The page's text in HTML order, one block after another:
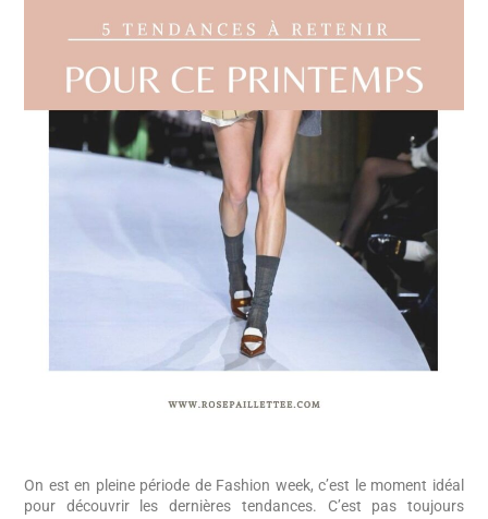
On est en pleine période de Fashion week, c’est le moment idéal
pour découvrir les dernières tendances. C’est pas toujours